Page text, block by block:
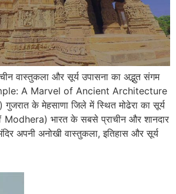
वास्तुकला और सूर्य उपासना का अद्भुत संगम
A Marvel of Ancient Architecture
के मेहसाणा जिले में स्थित मोढेरा का सूर्य
भारत के सबसे प्राचीन और शानदार
अपनी अनोखी वास्तुकला, इतिहास और सूर्य